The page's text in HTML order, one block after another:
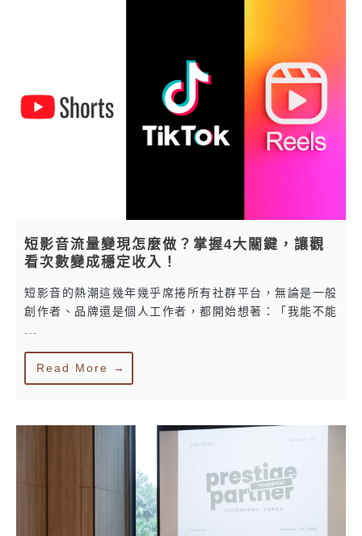
短影音流量變現怎麼做？掌握4大關鍵，讓觀
看次數變成穩定收入！
短影音的熱潮這幾年幾乎席捲所有社群平台，無論是一般
創作者、品牌還是個人工作者，都開始想著：「我能不能
Read More →